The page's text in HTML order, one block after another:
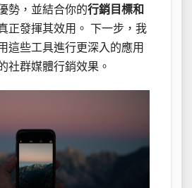
勢，並結合你的行銷目標和
正發揮其效用。 下一步，我
這些工具進行更深入的應用
社群媒體行銷效果。